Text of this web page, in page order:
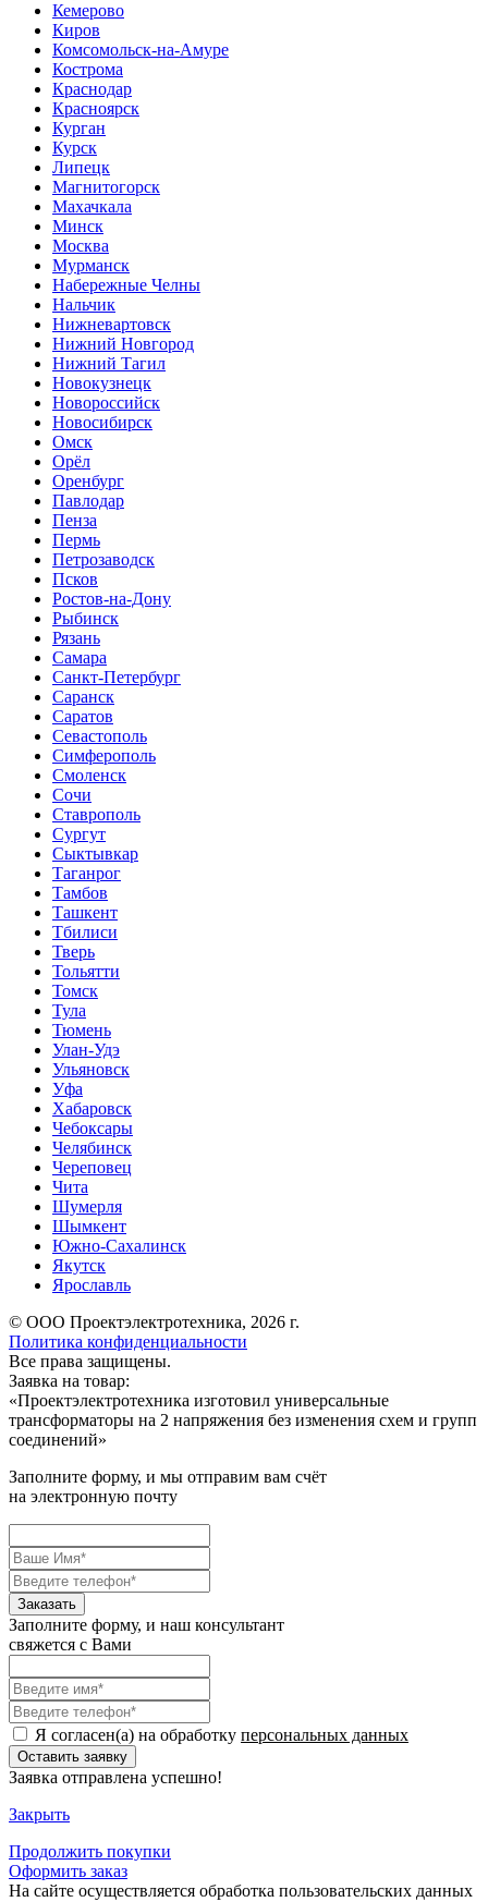
Кемерово
Киров
Комсомольск-на-Амуре
Кострома
Краснодар
Красноярск
Курган
Курск
Липецк
Магнитогорск
Махачкала
Минск
Москва
Мурманск
Набережные Челны
Нальчик
Нижневартовск
Нижний Новгород
Нижний Тагил
Новокузнецк
Новороссийск
Новосибирск
Омск
Орёл
Оренбург
Павлодар
Пенза
Пермь
Петрозаводск
Псков
Ростов-на-Дону
Рыбинск
Рязань
Самара
Санкт-Петербург
Саранск
Саратов
Севастополь
Симферополь
Смоленск
Сочи
Ставрополь
Сургут
Сыктывкар
Таганрог
Тамбов
Ташкент
Тбилиси
Тверь
Тольятти
Томск
Тула
Тюмень
Улан-Удэ
Ульяновск
Уфа
Хабаровск
Чебоксары
Челябинск
Череповец
Чита
Шумерля
Шымкент
Южно-Сахалинск
Якутск
Ярославль
© ООО Проектэлектротехника, 2026 г.
Политика конфиденциальности
Все права защищены.
Заявка на товар:
«Проектэлектротехника изготовил универсальные
трансформаторы на 2 напряжения без изменения схем и групп
соединений»
Заполните форму, и мы отправим вам счёт
на электронную почту
Заполните форму, и наш консультант
свяжется с Вами
Я согласен(а) на обработку персональных данных
Заявка отправлена успешно!
Закрыть
Продолжить покупки
Оформить заказ
На сайте осуществляется обработка пользовательских данных